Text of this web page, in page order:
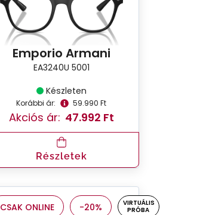
Emporio Armani
EA3240U 5001
Készleten
Korábbi ár: 59.990 Ft
Akciós ár: 47.992 Ft
Részletek
CSAK ONLINE -20%
VIRTUÁLIS
PRÓBA